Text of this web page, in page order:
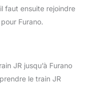
faut ensuite rejoindre
Furano.
JR jusqu’à Furano
le train JR